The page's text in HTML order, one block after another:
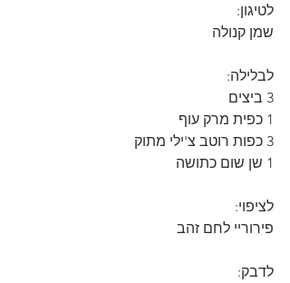
לטיגון:
שמן קנולה
לבלילה:
3 ביצים
1 כפית מרק עוף
3 כפות רוטב צ'ילי מתוק
1 שן שום כתושה
לציפוי:
פירוריי לחם זהב
לדבק: